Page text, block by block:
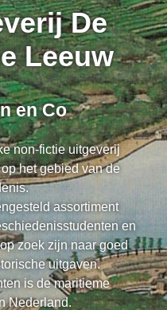
De
Leeuw
en Co
non-fictie uitgeverij
het gebied van de
assortiment
en
zoek zijn naar goed
uitgaven.
is de maritieme
Nederland.